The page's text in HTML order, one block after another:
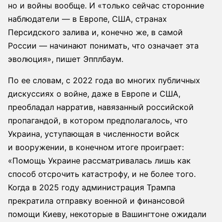
но и войны вообще. И «только сейчас сторонние
наблюдатели — в Европе, США, странах
Персидского залива и, конечно же, в самой
России — начинают понимать, что означает эта
эволюция», пишет Эпплбаум.
По ее словам, с 2022 года во многих публичных
дискуссиях о войне, даже в Европе и США,
преобладал нарратив, навязанный российской
пропагандой, в котором предполагалось, что
Украина, уступающая в численности войск
и вооружении, в конечном итоге проиграет:
«Помощь Украине рассматривалась лишь как
способ отсрочить катастрофу, и не более того.
Когда в 2025 году администрация Трампа
прекратила отправку военной и финансовой
помощи Киеву, некоторые в Вашингтоне ожидали